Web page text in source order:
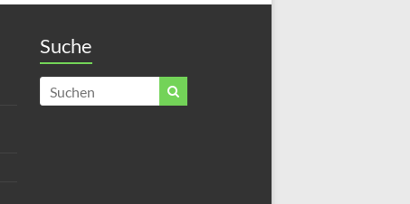
Suche